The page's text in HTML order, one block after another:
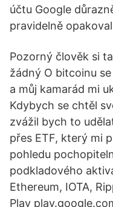
účtu Google
pravidelně
Pozorný člověk si
žádný O bitcoinu
a můj kamarád mi
Kdybych se chtěl
zvážil bych to
přes ETF, který mi
pohledu
podkladového
Ethereum, IOTA,
Play